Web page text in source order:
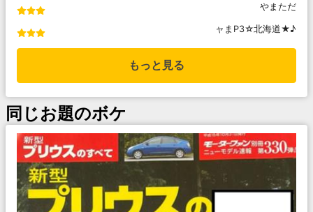
やまただ
ャまP3☆北海道★♪
もっと見る
同じお題のボケ